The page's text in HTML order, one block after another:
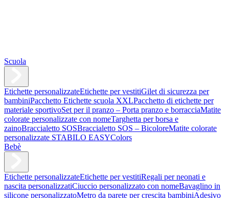
Scuola
Etichette personalizzateEtichette per vestitiGilet di sicurezza per
bambiniPacchetto Etichette scuola XXLPacchetto di etichette per
materiale sportivoSet per il pranzo – Porta pranzo e borracciaMatite
colorate personalizzate con nomeTarghetta per borsa e
zainoBraccialetto SOSBraccialetto SOS – BicoloreMatite colorate
personalizzate STABILO EASYColors
Bebè
Etichette personalizzateEtichette per vestitiRegali per neonati e
nascita personalizzatiCiuccio personalizzato con nomeBavaglino in
silicone personalizzatoMetro da parete per crescita bambiniAdesivo